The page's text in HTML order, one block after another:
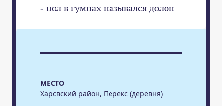
МЕСТО
Харовский район, Перекс (деревня)
- пол в гумнах назывался долон